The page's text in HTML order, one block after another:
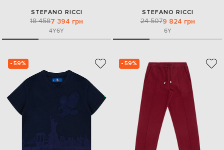
STEFANO RICCI
18 4587 394 грн
4Y6Y
STEFANO RICCI
24 5079 824 грн
6Y
- 59% - 59%